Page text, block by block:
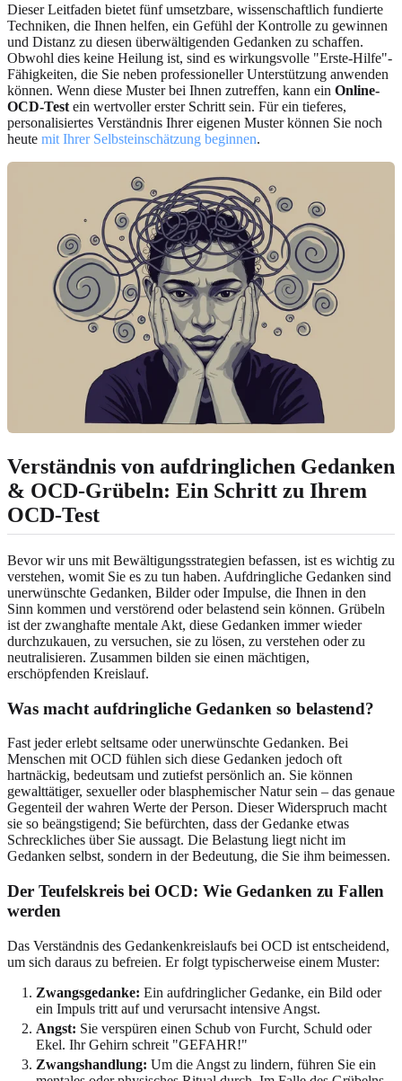
Dieser Leitfaden bietet fünf umsetzbare, wissenschaftlich fundierte
Techniken, die Ihnen helfen, ein Gefühl der Kontrolle zu gewinnen
und Distanz zu diesen überwältigenden Gedanken zu schaffen.
Obwohl dies keine Heilung ist, sind es wirkungsvolle "Erste-Hilfe"-
Fähigkeiten, die Sie neben professioneller Unterstützung anwenden
können. Wenn diese Muster bei Ihnen zutreffen, kann ein Online-
OCD-Test ein wertvoller erster Schritt sein. Für ein tieferes,
personalisiertes Verständnis Ihrer eigenen Muster können Sie noch
heute mit Ihrer Selbsteinschätzung beginnen.
Verständnis von aufdringlichen Gedanken
& OCD-Grübeln: Ein Schritt zu Ihrem
OCD-Test
Bevor wir uns mit Bewältigungsstrategien befassen, ist es wichtig zu
verstehen, womit Sie es zu tun haben. Aufdringliche Gedanken sind
unerwünschte Gedanken, Bilder oder Impulse, die Ihnen in den
Sinn kommen und verstörend oder belastend sein können. Grübeln
ist der zwanghafte mentale Akt, diese Gedanken immer wieder
durchzukauen, zu versuchen, sie zu lösen, zu verstehen oder zu
neutralisieren. Zusammen bilden sie einen mächtigen,
erschöpfenden Kreislauf.
Was macht aufdringliche Gedanken so belastend?
Fast jeder erlebt seltsame oder unerwünschte Gedanken. Bei
Menschen mit OCD fühlen sich diese Gedanken jedoch oft
hartnäckig, bedeutsam und zutiefst persönlich an. Sie können
gewalttätiger, sexueller oder blasphemischer Natur sein – das genaue
Gegenteil der wahren Werte der Person. Dieser Widerspruch macht
sie so beängstigend; Sie befürchten, dass der Gedanke etwas
Schreckliches über Sie aussagt. Die Belastung liegt nicht im
Gedanken selbst, sondern in der Bedeutung, die Sie ihm beimessen.
Der Teufelskreis bei OCD: Wie Gedanken zu Fallen
werden
Das Verständnis des Gedankenkreislaufs bei OCD ist entscheidend,
um sich daraus zu befreien. Er folgt typischerweise einem Muster:
Zwangsgedanke: Ein aufdringlicher Gedanke, ein Bild oder
ein Impuls tritt auf und verursacht intensive Angst.
Angst: Sie verspüren einen Schub von Furcht, Schuld oder
Ekel. Ihr Gehirn schreit "GEFAHR!"
Zwangshandlung: Um die Angst zu lindern, führen Sie ein